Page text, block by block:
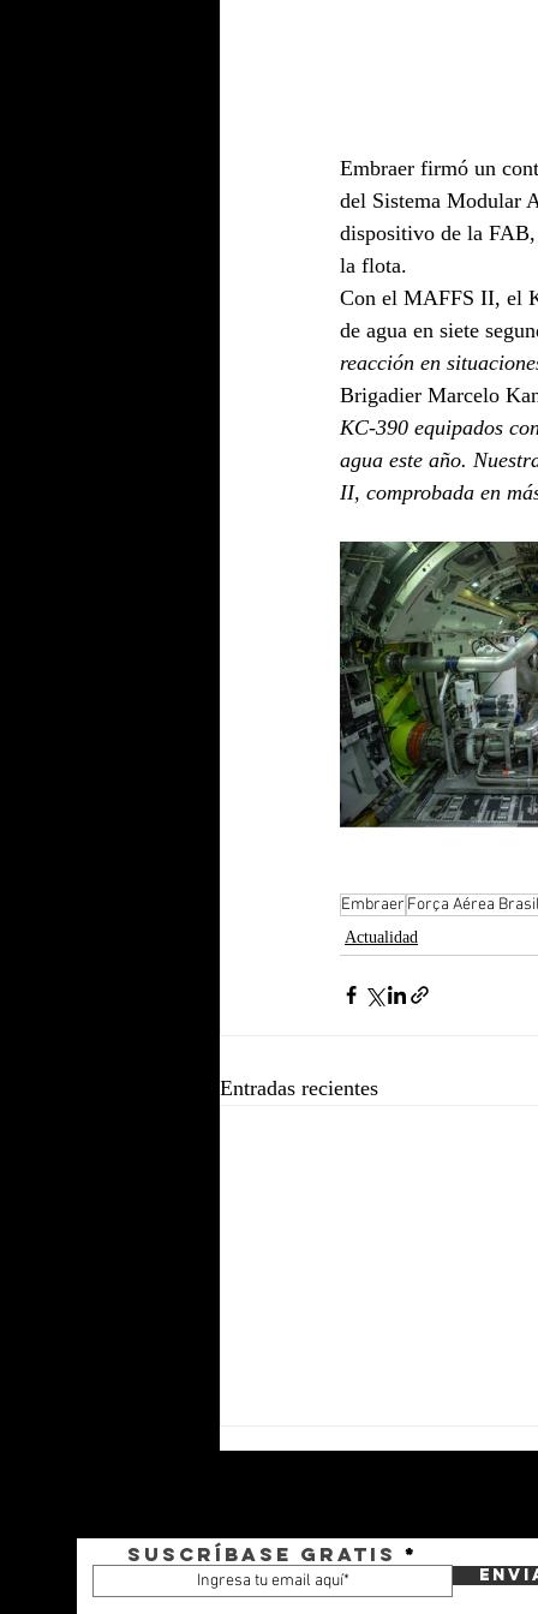
Embraer firmó un
del Sistema Modular
dispositivo de la
la flota.
Con el MAFFS II, el
de agua en siete
reacción en
Brigadier Marcelo
KC-390 equipados
agua este año.
II, comprobada en
Embraer Força Aérea
Actualidad
Entradas recientes
Suscríbase gratis